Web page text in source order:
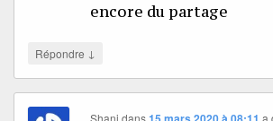
encore du partage
Répondre ↓
Shani dans a